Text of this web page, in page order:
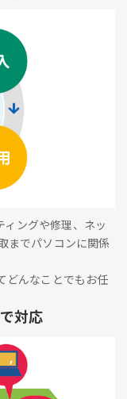
ィングや修理、ネッ
までパソコンに関係
どんなことでもお任
対応